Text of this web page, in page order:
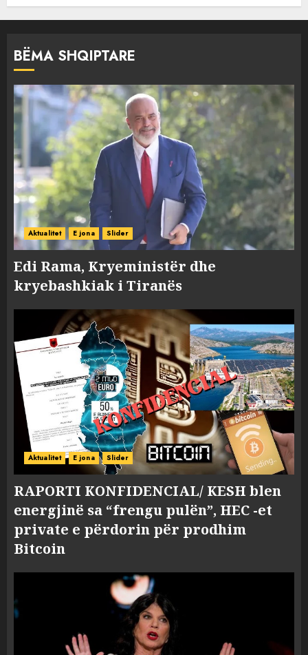
BËMA SHQIPTARE
Aktualitet E jona Slider
Edi Rama, Kryeministër dhe
kryebashkiak i Tiranës
Aktualitet E jona Slider
RAPORTI KONFIDENCIAL/ KESH blen
energjinë sa “frengu pulën”, HEC -et
private e përdorin për prodhim
Bitcoin